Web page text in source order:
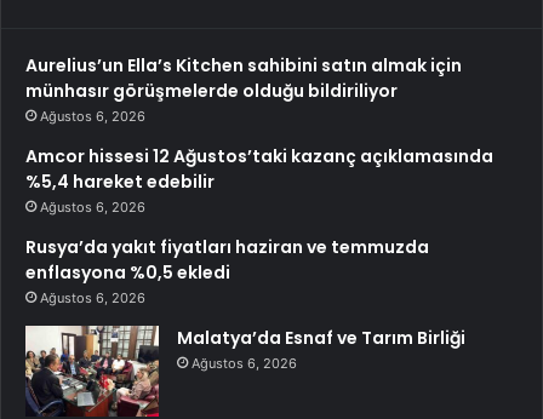
Aurelius’un Ella’s Kitchen sahibini satın almak için
münhasır görüşmelerde olduğu bildiriliyor
Ağustos 6, 2026
Amcor hissesi 12 Ağustos’taki kazanç açıklamasında
%5,4 hareket edebilir
Ağustos 6, 2026
Rusya’da yakıt fiyatları haziran ve temmuzda
enflasyona %0,5 ekledi
Ağustos 6, 2026
Malatya’da Esnaf ve Tarım Birliği
Ağustos 6, 2026